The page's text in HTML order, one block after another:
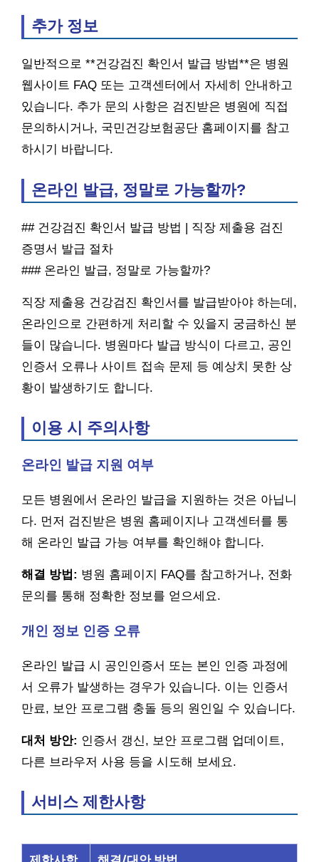
추가 정보
일반적으로 **건강검진 확인서 발급 방법**은 병원
웹사이트 FAQ 또는 고객센터에서 자세히 안내하고
있습니다. 추가 문의 사항은 검진받은 병원에 직접
문의하시거나, 국민건강보험공단 홈페이지를 참고
하시기 바랍니다.
온라인 발급, 정말로 가능할까?
## 건강검진 확인서 발급 방법 | 직장 제출용 검진
증명서 발급 절차
### 온라인 발급, 정말로 가능할까?
직장 제출용 건강검진 확인서를 발급받아야 하는데,
온라인으로 간편하게 처리할 수 있을지 궁금하신 분
들이 많습니다. 병원마다 발급 방식이 다르고, 공인
인증서 오류나 사이트 접속 문제 등 예상치 못한 상
황이 발생하기도 합니다.
이용 시 주의사항
온라인 발급 지원 여부
모든 병원에서 온라인 발급을 지원하는 것은 아닙니
다. 먼저 검진받은 병원 홈페이지나 고객센터를 통
해 온라인 발급 가능 여부를 확인해야 합니다.
해결 방법: 병원 홈페이지 FAQ를 참고하거나, 전화
문의를 통해 정확한 정보를 얻으세요.
개인 정보 인증 오류
온라인 발급 시 공인인증서 또는 본인 인증 과정에
서 오류가 발생하는 경우가 있습니다. 이는 인증서
만료, 보안 프로그램 충돌 등의 원인일 수 있습니다.
대처 방안: 인증서 갱신, 보안 프로그램 업데이트,
다른 브라우저 사용 등을 시도해 보세요.
서비스 제한사항